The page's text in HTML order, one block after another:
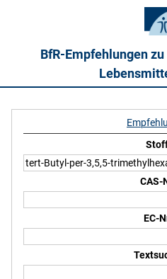
BfR-Empfehlungen
CAS-
EC-